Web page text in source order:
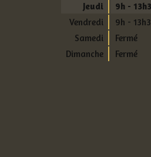
Jeudi
9h -
Vendredi
9h -
Samedi
Fermé
Dimanche
Fermé